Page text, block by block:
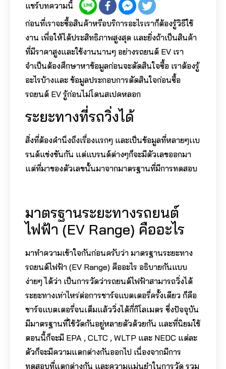
แชร์บทความนี้
ก่อนที่เราจะซื้อสินค้าหรือบริการอะไรเราก็ต้องรู้วิธีใช้
งาน เพื่อให้ได้ประสิทธิภาพสูงสุด และยิ่งถ้าเป็นสินค้า
ที่มีราคาสูงและใช้งานนานๆ อย่างรถยนต์ EV เรา
จำเป็นต้องศึกษาหาข้อมูลก่อนจะตัดสินใจซื้อ เราต้องรู้
อะไรบ้างและ ข้อมูลประกอบการตัดสินใจก่อนซื้อ
รถยนต์ EV รู้ก่อนไม่โดนสเปคหลอก
ระยะทางที่รถวิ่งได้
สิ่งที่ต้องคำนึงถึงเรื่องแรกๆ และเป็นข้อมูลที่หลายๆเเบ
รนด์แข่งขันกัน แต่แบรนด์ต่างๆก็จะมีตัวเลขออกมา
แต่ที่มาของตัวเลขนั้นมาจากมาตรฐานที่มีการทดสอบ
มาตรฐานระยะทางรถยนต์
ไฟฟ้า (EV Range) คืออะไร
มาทำความเข้าใจกันก่อนครับว่า มาตรฐานระยะทาง
รถยนต์ไฟฟ้า (EV Range) คืออะไร อธิบายกันแบบ
ง่ายๆ ได้ว่า เป็นการวัดว่ารถยนต์ไฟฟ้าสามารถวิ่งได้
ระยะทางเท่าไหร่ต่อการชาร์จแบตเตอรี่ครั้งเดียว ก็คือ
ชาร์จแบตเตอรี่จนเต็มแล้ววิ่งได้กี่กิโลเมตร ซึ่งปัจจุบัน
มีมาตรฐานที่ใช้วัดกันอยู่หลายตัวด้วยกัน และที่นิยมใช้
ตอนนี้ก็จะมี EPA , CLTC , WLTP และ NEDC แต่ละ
ตัวก็จะมีความแตกต่างกันออกไป เนื่องจากมีการ
ทดสอบที่แตกต่างกัน และความแม่นยำในการวัด รวม